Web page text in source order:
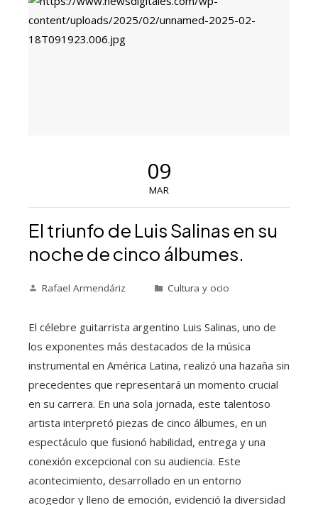
09
MAR
El triunfo de Luis Salinas en su
noche de cinco álbumes.
Rafael Armendáriz Cultura y ocio
El célebre guitarrista argentino Luis Salinas, uno de
los exponentes más destacados de la música
instrumental en América Latina, realizó una hazaña sin
precedentes que representará un momento crucial
en su carrera. En una sola jornada, este talentoso
artista interpretó piezas de cinco álbumes, en un
espectáculo que fusionó habilidad, entrega y una
conexión excepcional con su audiencia. Este
acontecimiento, desarrollado en un entorno
acogedor y lleno de emoción, evidenció la diversidad